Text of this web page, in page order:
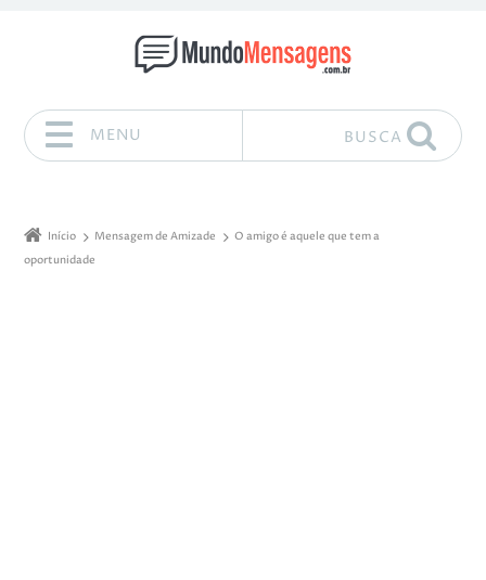
MENU BUSCA
Início Mensagem de Amizade
O amigo é aquele que tem a
oportunidade